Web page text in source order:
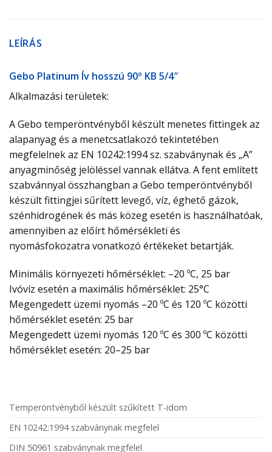
LEÍRÁS
Gebo Platinum Ív hosszú 90º KB 5/4″
Alkalmazási területek:
A Gebo temperöntvényből készült menetes fittingek az
alapanyag és a menetcsatlakozó tekintetében
megfelelnek az EN 10242:1994 sz. szabványnak és „A”
anyagminőség jelöléssel vannak ellátva. A fent említett
szabvánnyal összhangban a Gebo temperöntvényből
készült fittingjei sűrített levegő, víz, éghető gázok,
szénhidrogének és más közeg esetén is használhatóak,
amennyiben az előírt hőmérsékleti és
nyomásfokozatra vonatkozó értékeket betartják.
Minimális környezeti hőmérséklet: –20 ºC, 25 bar
Ivóvíz esetén a maximális hőmérséklet: 25°C
Megengedett üzemi nyomás –20 ºC és 120 ºC közötti
hőmérséklet esetén: 25 bar
Megengedett üzemi nyomás 120 ºC és 300 ºC közötti
hőmérséklet esetén: 20–25 bar
Temperöntvényből készült szűkített T-idom
EN 10242:1994 szabványnak megfelel
DIN 50961 szabványnak megfelel